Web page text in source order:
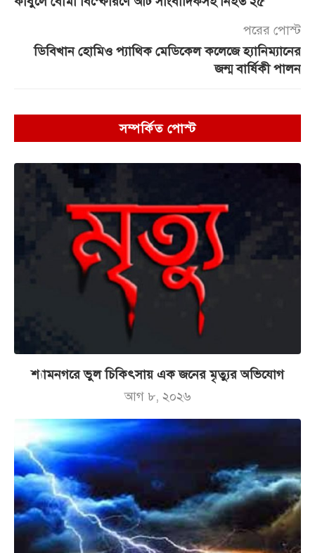
পরের পোস্ট
ডিবিখান হোমিও প্যাথিক মেডিকেল কলেজে হ্যানিম্যানের
জন্ম বার্ষিকী পালন
সম্পর্কিত পোস্ট
শ্যামনগরে ভুল চিকিৎসায় এক জনের মৃত্যুর অভিযোগ
আগ ৮, ২০২৬